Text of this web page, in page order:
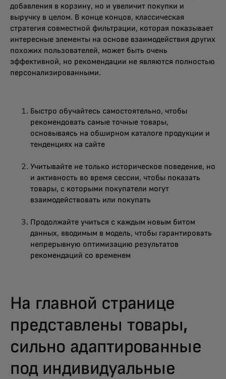
добавления в корзину, но и увеличит покупки и
выручку в целом. В конце концов, классическая
стратегия совместной фильтрации, которая показывает
интересные элементы на основе взаимодействия других
похожих пользователей, может быть очень
эффективной, но рекомендации не являются полностью
персонализированными.
Быстро обучайтесь самостоятельно, чтобы
рекомендовать самые точные товары,
основываясь на обширном каталоге продукции и
тенденциях на сайте
Учитывайте не только историческое поведение, но
и активность во время сессии, чтобы показать
товары, с которыми покупатели могут
взаимодействовать или покупать
Продолжайте учиться с каждым новым битом
данных, вводимым в модель, чтобы гарантировать
непрерывную оптимизацию результатов
рекомендаций со временем
На главной странице
представлены товары,
сильно адаптированные
под индивидуальные